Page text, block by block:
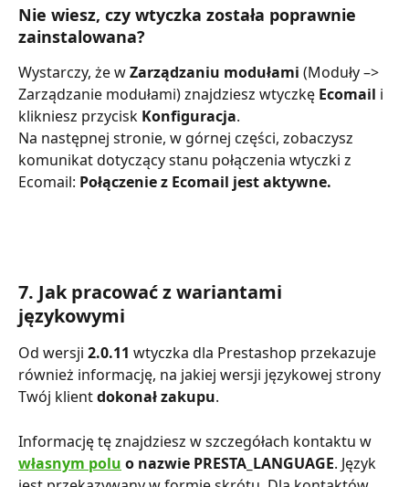
Nie wiesz, czy wtyczka została poprawnie
zainstalowana?
Wystarczy, że w Zarządzaniu modułami (Moduły –>
Zarządzanie modułami) znajdziesz wtyczkę Ecomail i
klikniesz przycisk Konfiguracja.
Na następnej stronie, w górnej części, zobaczysz
komunikat dotyczący stanu połączenia wtyczki z
Ecomail: Połączenie z Ecomail jest aktywne.
7. Jak pracować z wariantami
językowymi
Od wersji 2.0.11 wtyczka dla Prestashop przekazuje
również informację, na jakiej wersji językowej strony
Twój klient dokonałzakupu.
Informację tę znajdziesz w szczegółach kontaktu w
własnym polu o nazwie PRESTA_LANGUAGE. Język